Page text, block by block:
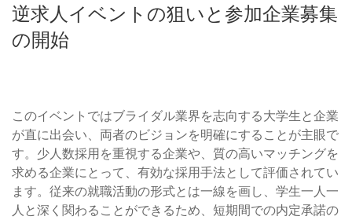
逆求人イベントの狙いと参加企業募集
の開始
このイベントではブライダル業界を志向する大学生と企業
が直に出会い、両者のビジョンを明確にすることが主眼で
す。少人数採用を重視する企業や、質の高いマッチングを
求める企業にとって、有効な採用手法として評価されてい
ます。従来の就職活動の形式とは一線を画し、学生一人一
人と深く関わることができるため、短期間での内定承諾の